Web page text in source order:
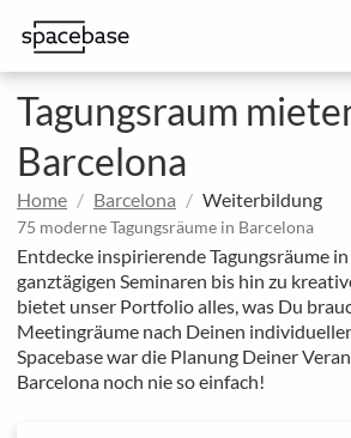
Tagungsraum
Barcelona
Home Barcelona Weiterbildung
75 moderne Tagungsräume in Barcelona
Entdecke inspirierende Tagungsräume
ganztägigen Seminaren bis hin zu
bietet unser Portfolio alles, was Du
Meetingräume nach Deinen
Spacebase war die Planung Deiner
Barcelona noch nie so einfach!